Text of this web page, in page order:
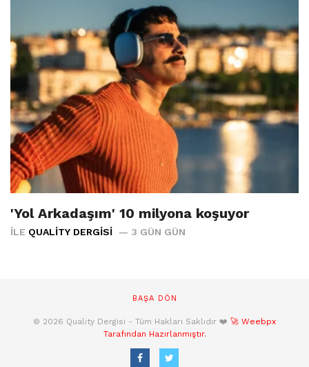
'Yol Arkadaşım' 10 milyona koşuyor
İLE QUALITY DERGISI 3 GÜN GÜN
BAŞA DÖN
© 2026 Quality Dergisi - Tüm Hakları Saklıdır ❤️ 🚀 Weebpx
Tarafından Hazırlanmıştır.